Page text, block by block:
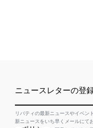
ニュースレターの登
リバティの最新ニュースやイベン
新ニュースをいち早くメールにて